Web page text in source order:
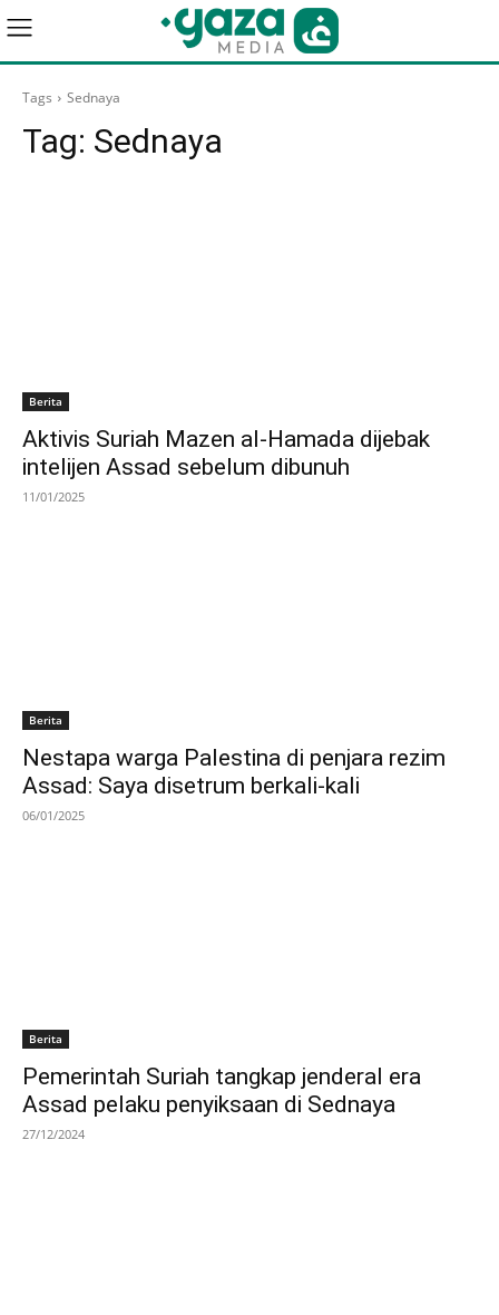
Tags Sednaya
Tag: Sednaya
Berita
Aktivis Suriah Mazen al-Hamada dijebak
intelijen Assad sebelum dibunuh
11/01/2025
Berita
Nestapa warga Palestina di penjara rezim
Assad: Saya disetrum berkali-kali
06/01/2025
Berita
Pemerintah Suriah tangkap jenderal era
Assad pelaku penyiksaan di Sednaya
27/12/2024